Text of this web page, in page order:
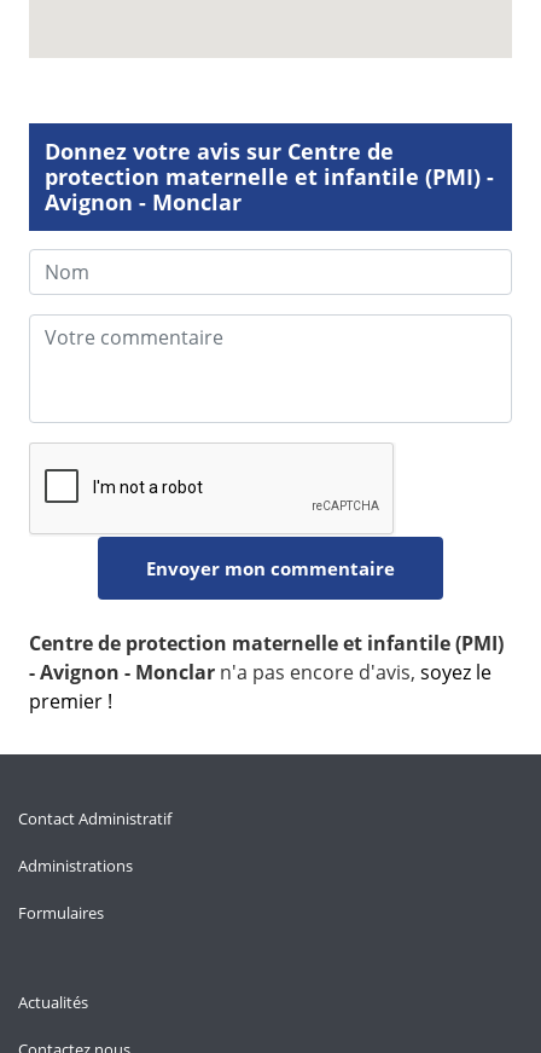
Donnez votre avis sur Centre de
protection maternelle et infantile (PMI) -
Avignon - Monclar
Centre de protection maternelle et infantile (PMI)
- Avignon - Monclar n'a pas encore d'avis, soyez le
premier !
Contact Administratif
Administrations
Formulaires
Actualités